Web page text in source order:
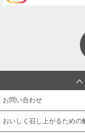
お問い合わせ
おいしく召し上がるための